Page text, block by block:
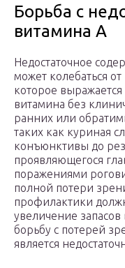
Борьба с
витамина А
Недостаточное
может колебаться
которое
витамина без
ранних или
таких как куриная
конъюнктивы до
проявляющегося
поражениями
полной потери
профилактики
увеличение
борьбу с потерей
является